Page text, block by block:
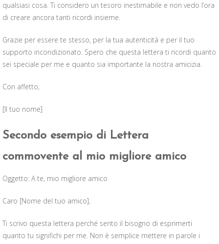
qualsiasi cosa. Ti considero un tesoro inestimabile e non vedo l’ora
di creare ancora tanti ricordi insieme.
Grazie per essere te stesso, per la tua autenticità e per il tuo
supporto incondizionato. Spero che questa lettera ti ricordi quanto
sei speciale per me e quanto sia importante la nostra amicizia.
Con affetto,
[Il tuo nome]
Secondo esempio di Lettera
commovente al mio migliore amico
Oggetto: A te, mio migliore amico
Caro [Nome del tuo amico],
Ti scrivo questa lettera perché sento il bisogno di esprimerti
quanto tu significhi per me. Non è semplice mettere in parole i